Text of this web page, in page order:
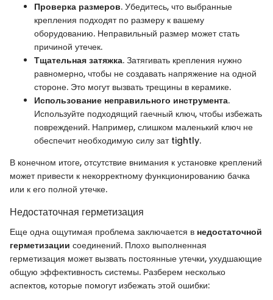
Проверка размеров. Убедитесь, что выбранные
крепления подходят по размеру к вашему
оборудованию. Неправильный размер может стать
причиной утечек.
Тщательная затяжка. Затягивать крепления нужно
равномерно, чтобы не создавать напряжение на одной
стороне. Это могут вызвать трещины в керамике.
Использование неправильного инструмента.
Используйте подходящий гаечный ключ, чтобы избежать
повреждений. Например, слишком маленький ключ не
обеспечит необходимую силу зат tightly.
В конечном итоге, отсутствие внимания к установке креплений
может привести к некорректному функционированию бачка
или к его полной утечке.
Недостаточная герметизация
Еще одна ощутимая проблема заключается в недостаточной
герметизации соединений. Плохо выполненная
герметизация может вызвать постоянные утечки, ухудшающие
общую эффективность системы. Разберем несколько
аспектов, которые помогут избежать этой ошибки: